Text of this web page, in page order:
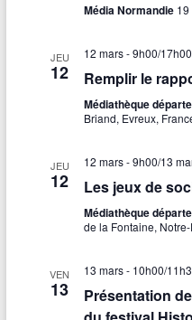
Média Normandie
JEU
12
12 mars - 9h00/17h00
Remplir le
Médiathèque
Briand, Evreux,
JEU
12
12 mars - 9h00/13
Les jeux de
Médiathèque
de la Fontaine,
VEN
13
13 mars - 10h00/
Présentation